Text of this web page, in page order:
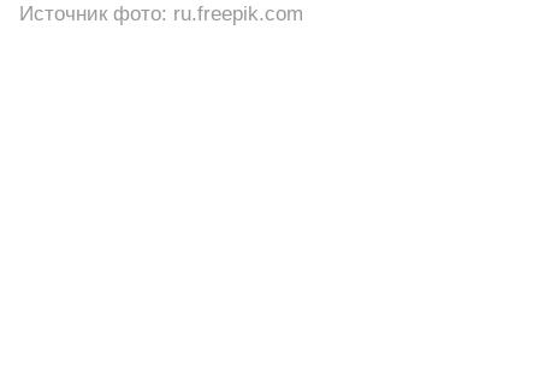
Источник фото: ru.freepik.com